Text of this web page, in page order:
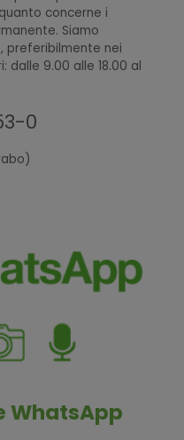
concerne i
Siamo
preferibilmente nei
dalle 9.00 alle 18.00 al
0
WhatsApp